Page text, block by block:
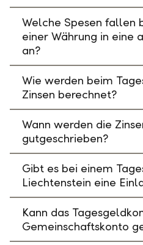
Welche Spesen fallen
einer Währung in eine
an?
Wie werden beim
Zinsen berechnet?
Wann werden die
gutgeschrieben?
Gibt es bei einem
Liechtenstein eine
Kann das
Gemeinschaftskonto